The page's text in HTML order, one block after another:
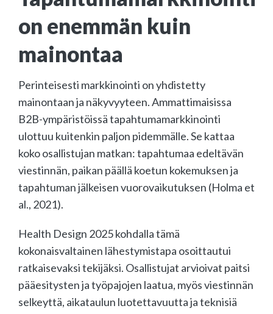
on enemmän kuin
mainontaa
Perinteisesti markkinointi on yhdistetty
mainontaan ja näkyvyyteen. Ammattimaisissa
B2B-ympäristöissä tapahtumamarkkinointi
ulottuu kuitenkin paljon pidemmälle. Se kattaa
koko osallistujan matkan: tapahtumaa edeltävän
viestinnän, paikan päällä koetun kokemuksen ja
tapahtuman jälkeisen vuorovaikutuksen (Holma et
al., 2021).
Health Design 2025 kohdalla tämä
kokonaisvaltainen lähestymistapa osoittautui
ratkaisevaksi tekijäksi. Osallistujat arvioivat paitsi
pääesitysten ja työpajojen laatua, myös viestinnän
selkeyttä, aikataulun luotettavuutta ja teknisiä